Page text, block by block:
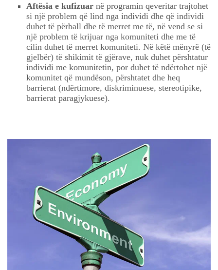
Aftësia e kufizuarnë programin qeveritar trajtohet
si një problem që lind nga individi dhe që individi
duhet të përball dhe të merret me të, në vend se si
një problem të krijuar nga komuniteti dhe me të
cilin duhet të merret komuniteti. Në këtë mënyrë (të
gjelbër) të shikimit të gjërave, nuk duhet përshtatur
individi me komunitetin, por duhet të ndërtohet një
komunitet që mundëson, përshtatet dhe heq
barrierat (ndërtimore, diskriminuese, stereotipike,
barrierat paragjykuese).